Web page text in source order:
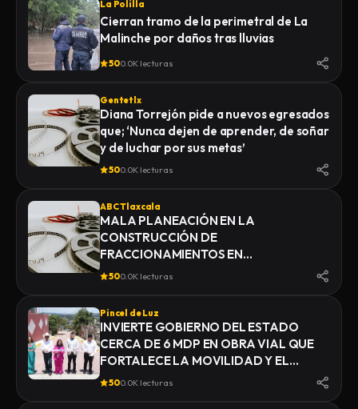
La Polilla
Cierran tramo de la perimetral de La
Malinche por daños tras lluvias
500.0K lecturas
Gentetlx
Diana Torrejón pide a nuevos egresados
que; ‘Nunca dejen de aprender, de soñar
y de luchar por sus metas’
500.0K lecturas
ABC Tlaxcala
MALA PLANEACIÓN EN LA
CONSTRUCCIÓN DE
FRACCIONAMIENTOS EN
YAUHQUEMEHCAN GENERA QUE
500.0K lecturas
Pincel de Luz
INVIERTE GOBIERNO DEL ESTADO
CERCA DE 6 MDP EN OBRA VIAL QUE
FORTALECE LA MOVILIDAD Y EL
DESARROLLO DE YAUHQUEMEHCAN
500.0K lecturas